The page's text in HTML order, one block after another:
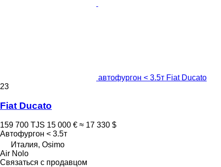
автофургон < 3.5т Fiat Ducato
23
Fiat Ducato
159 700 TJS 15 000 € ≈ 17 330 $
Автофургон < 3.5т
Италия, Osimo
Air Nolo
Связаться с продавцом